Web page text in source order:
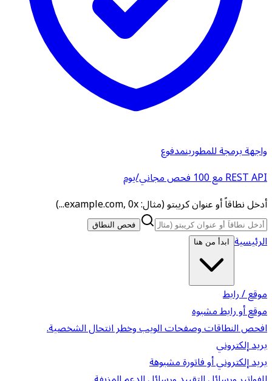
واجهة برمجة للمطورينمدفوع
REST API مع 100 فحص مجاني/يوم
أدخل نطاقاً أو عنوان كريبتو (مثال: example.com, 0x...)
فحص النطاق
الرئيسية ابدأ من هنا
موقع / رابط
موقع أو رابط مشبوه
افحص النطاقات وصفحات الويب وخطر انتحال الشخصية.
بريد إلكتروني
بريد إلكتروني أو فاتورة مشبوهة